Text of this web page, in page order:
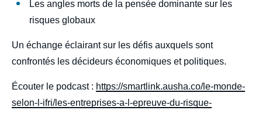
Les angles morts de la pensée dominante sur les
risques globaux
Un échange éclairant sur les défis auxquels sont
confrontés les décideurs économiques et politiques.
Écouter le podcast : https://smartlink.ausha.co/le-monde-
selon-l-ifri/les-entreprises-a-l-epreuve-du-risque-